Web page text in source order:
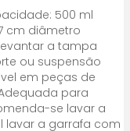
500 ml
cm diâmetro
a tampa
ou suspensão
em peças de
para
se lavar a
lavar a garrafa com